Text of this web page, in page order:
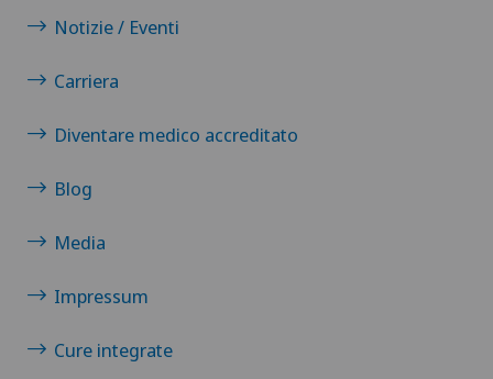
Notizie / Eventi
Carriera
Diventare medico accreditato
Blog
Media
Impressum
Cure integrate